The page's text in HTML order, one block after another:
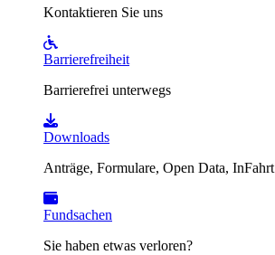
Kontaktieren Sie uns
Barrierefreiheit
Barrierefrei unterwegs
Downloads
Anträge, Formulare, Open Data, InFahrt
Fundsachen
Sie haben etwas verloren?